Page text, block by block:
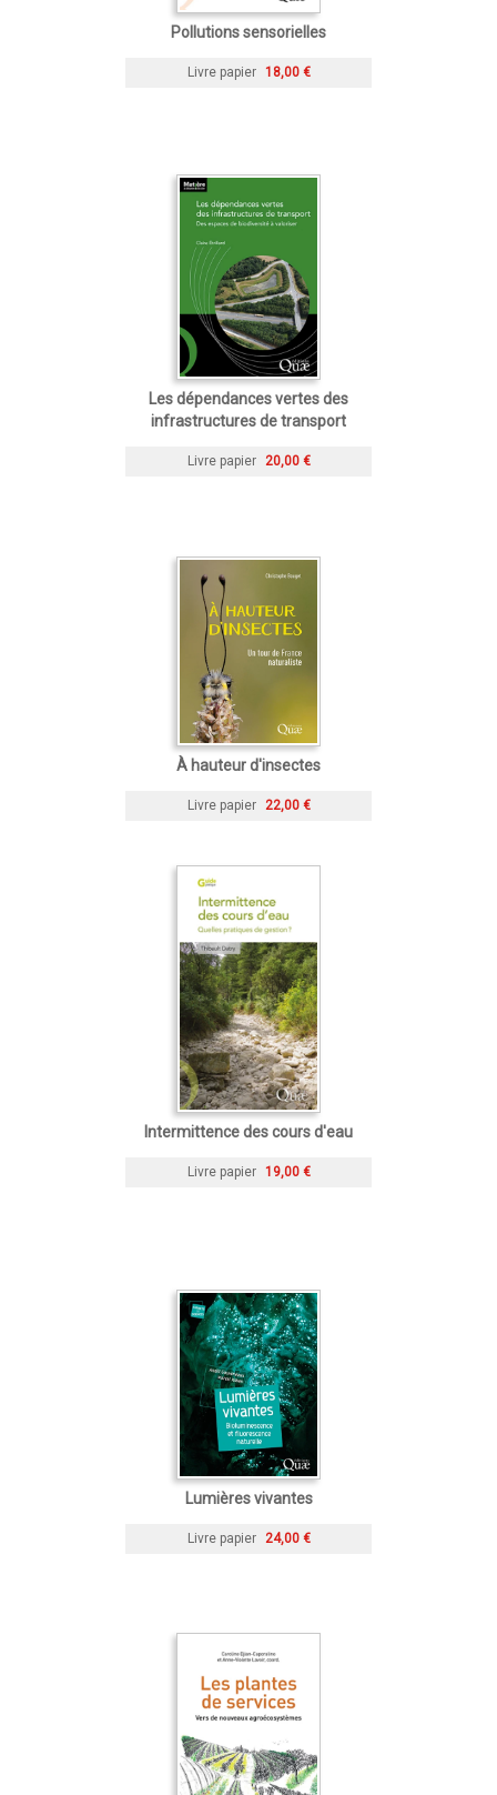
Pollutions sensorielles
Livre papier 18,00 €
Les dépendances vertes des
infrastructures de transport
Livre papier 20,00 €
À hauteur d'insectes
Livre papier 22,00 €
Intermittence des cours d'eau
Livre papier 19,00 €
Lumières vivantes
Livre papier 24,00 €